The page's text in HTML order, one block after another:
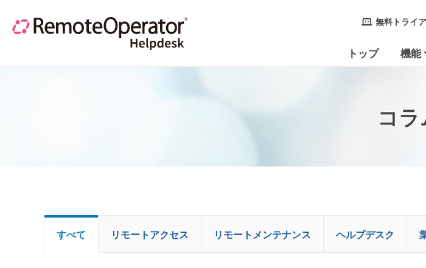
無料トライ
トップ 機能
コ
すべて リモートアクセス リモートメンテナンス ヘルプデスク